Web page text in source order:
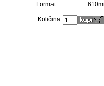
Format
Količina